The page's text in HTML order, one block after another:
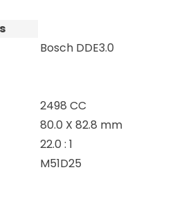
Bosch DDE3.0
2498 CC
80.0 X 82.8 mm
22.0 : 1
M51D25